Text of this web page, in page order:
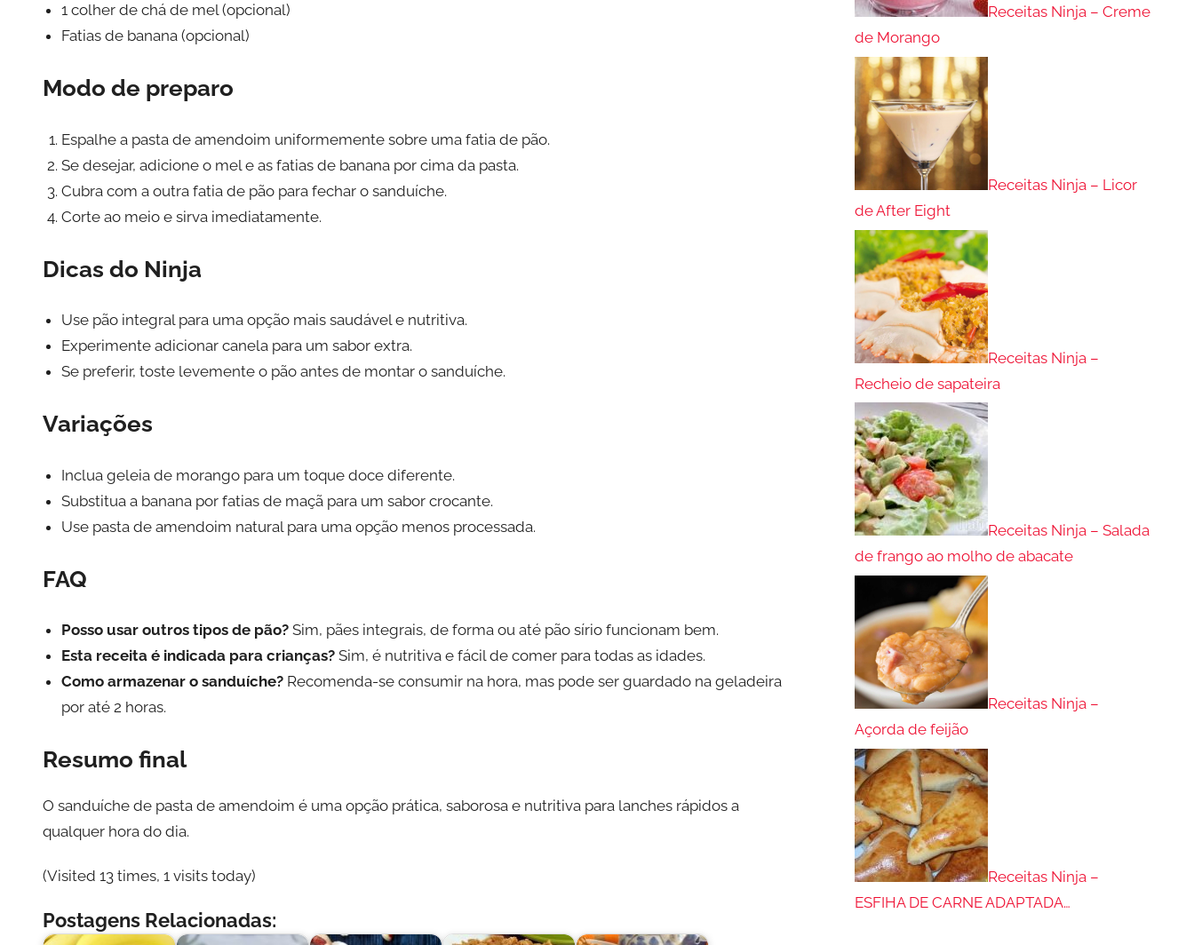
1 colher de chá de mel (opcional)
Fatias de banana (opcional)
Modo de preparo
Espalhe a pasta de amendoim uniformemente sobre uma fatia de pão.
Se desejar, adicione o mel e as fatias de banana por cima da pasta.
Cubra com a outra fatia de pão para fechar o sanduíche.
Corte ao meio e sirva imediatamente.
Dicas do Ninja
Use pão integral para uma opção mais saudável e nutritiva.
Experimente adicionar canela para um sabor extra.
Se preferir, toste levemente o pão antes de montar o sanduíche.
Variações
Inclua geleia de morango para um toque doce diferente.
Substitua a banana por fatias de maçã para um sabor crocante.
Use pasta de amendoim natural para uma opção menos processada.
FAQ
Posso usar outros tipos de pão? Sim, pães integrais, de forma ou até pão sírio funcionam bem.
Esta receita é indicada para crianças? Sim, é nutritiva e fácil de comer para todas as idades.
Como armazenar o sanduíche? Recomenda-se consumir na hora, mas pode ser guardado na geladeira
por até 2 horas.
Resumo final
O sanduíche de pasta de amendoim é uma opção prática, saborosa e nutritiva para lanches rápidos a
qualquer hora do dia.
(Visited 13 times, 1 visits today)
Postagens Relacionadas:
Receitas Ninja – Creme
de Morango
Receitas Ninja – Licor
de After Eight
Receitas Ninja –
Recheio de sapateira
Receitas Ninja – Salada
de frango ao molho de abacate
Receitas Ninja –
Açorda de feijão
Receitas Ninja –
ESFIHA DE CARNE ADAPTADA…